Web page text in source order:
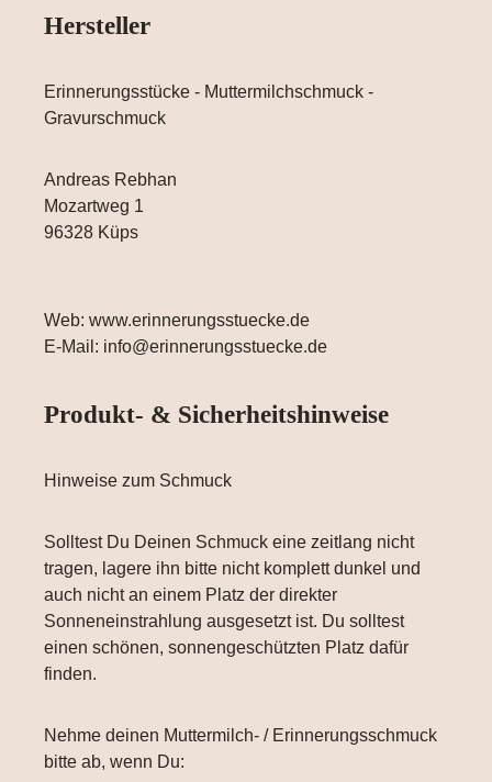
Hersteller
Erinnerungsstücke - Muttermilchschmuck -
Gravurschmuck
Andreas Rebhan
Mozartweg 1
96328 Küps
Web: www.erinnerungsstuecke.de
E-Mail: info@erinnerungsstuecke.de
Produkt- & Sicherheitshinweise
Hinweise zum Schmuck
Solltest Du Deinen Schmuck eine zeitlang nicht
tragen, lagere ihn bitte nicht komplett dunkel und
auch nicht an einem Platz der direkter
Sonneneinstrahlung ausgesetzt ist. Du solltest
einen schönen, sonnengeschützten Platz dafür
finden.
Nehme deinen Muttermilch- / Erinnerungsschmuck
bitte ab, wenn Du: